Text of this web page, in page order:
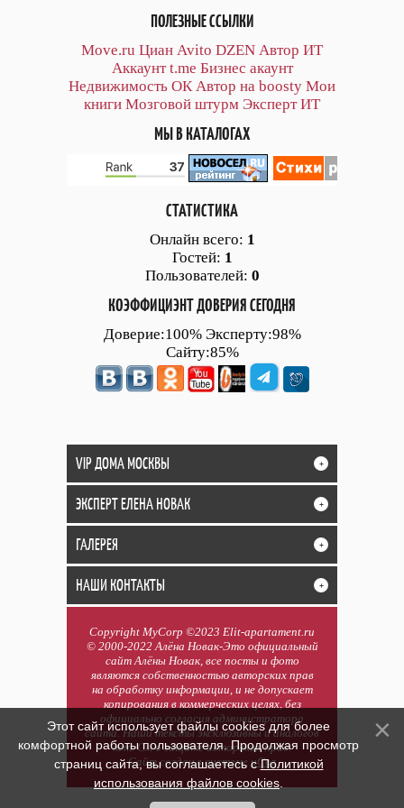
ПОЛЕЗНЫЕ ССЫЛКИ
Move.ru Циан Avito DZEN Автор ИТ
Аккаунт t.me Бизнес акаунт
Недвижимость ОК Автор на boosty Мои
книги Мозговой штурм Эксперт ИТ
МЫ В КАТАЛОГАХ
СТАТИСТИКА
Онлайн всего: 1
Гостей: 1
Пользователей: 0
КОЭФФИЦИЭНТ ДОВЕРИЯ СЕГОДНЯ
Доверие:100% Эксперту:98%
Сайту:85%
VIP ДОМА МОСКВЫ +
ЭКСПЕРТ ЕЛЕНА НОВАК +
ГАЛЕРЕЯ +
НАШИ КОНТАКТЫ +
Copyright MyCorp ©2023 Elit-apartament.ru
© 2000-2022 Алёна Новак-Это официальный
сайт Алёны Новак, все посты и фото
являются собственностью авторских прав
на обработку информации, и не допускает
копирования в коммерческих целях, без
официально согласия администратора
сайта. Наши тексты эксклюзивны и аналогов
нет. См о защите авторских прав.
Сайт создан в системе uCoz
Этот сайт использует файлы cookies для более
комфортной работы пользователя. Продолжая просмотр
страниц сайта, вы соглашаетесь сПолитикой
использования файлов cookies